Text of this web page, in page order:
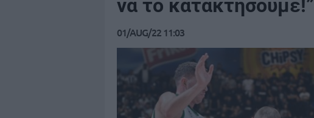
να το κατακτήσουμε!”
01/AUG/22 11:03